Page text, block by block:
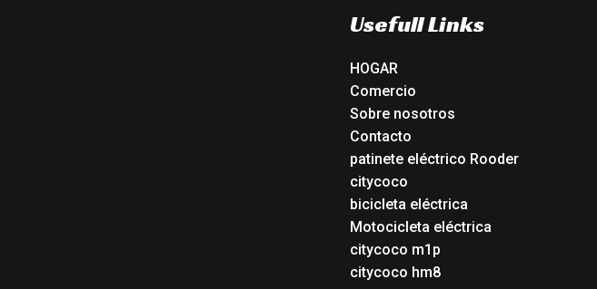
Usefull Links
HOGAR
Comercio
Sobre nosotros
Contacto
patinete eléctrico Rooder
citycoco
bicicleta eléctrica
Motocicleta eléctrica
citycoco m1p
citycoco hm8